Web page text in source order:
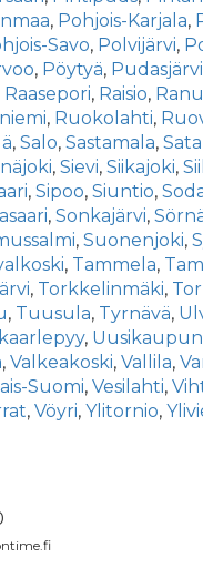
, Pohjois-Karjala,
Savo, Polvijärvi,
, Pöytyä, Pudasjärvi
Raasepori, Raisio,
, Ruokolahti,
, Salo, Sastamala,
, Sievi, Siikajoki,
, Sipoo, Siuntio,
, Sonkajärvi,
, Suonenjoki,
, Tammela,
, Torkkelinmäki,
, Tuusula, Tyrnävä,
,
, Valkeakoski, Vallila,
Suomi, Vesilahti,
, Vöyri, Ylitornio,